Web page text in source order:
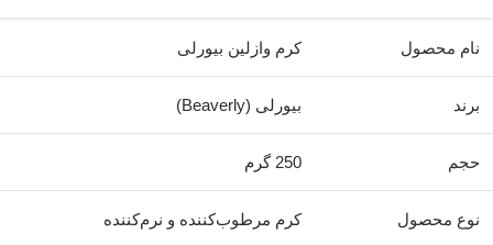
نام محصول کرم وازلین بیورلی
برند بیورلی (Beaverly)
حجم 250 گرم
نوع محصول کرم مرطوب‌کننده و نرم‌کننده